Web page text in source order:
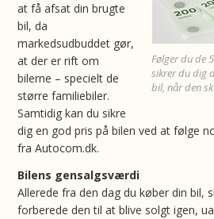
Følger du de
sikrer du dig
bil, når den
at få afsat din brugte
bil, da
markedsudbuddet gør,
at der er rift om
bilerne – specielt de
større familiebiler.
Samtidig kan du sikre
dig en god pris på bilen ved at følge
fra Autocom.dk.
Bilens gensalgsværdi
Allerede fra den dag du køber din bil,
forberede den til at blive solgt igen,